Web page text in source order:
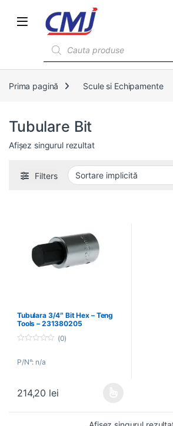
Prima pagină Scule si Echipamente
Tubulare Bit
Afișez singurul rezultat
Filters
Tubulara 3/4″ Bit Hex – Teng
Tools – 231380205
u
5
(0)
P/N°: n/a
214,20 lei
Acest produs are mai multe variații.